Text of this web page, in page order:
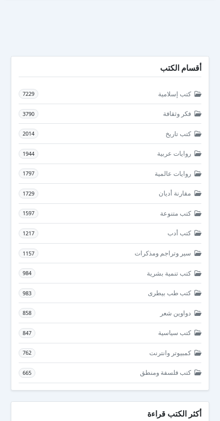
أقسام الكتب
كتب إسلامية 7229
فكر وثقافة 3790
كتب تاريخ 2014
روايات عربية 1944
روايات عالمية 1797
مقارنة أديان 1729
كتب متنوعة 1597
كتب أدب 1217
سير وتراجم ومذكرات 1157
كتب تنمية بشرية 984
كتب طب بيطرى 983
دواوين شعر 858
كتب سياسية 847
كمبيوتر وانترنت 762
كتب فلسفة ومنطق 665
أكثر الكتب قراءة